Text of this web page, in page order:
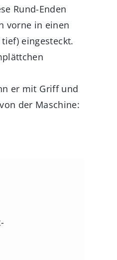
Rund-Enden
vorne in einen
eingesteckt.
er mit Griff und
der Maschine: